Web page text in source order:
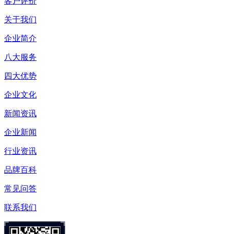
关于我们
企业简介
八大服务
四大优势
企业文化
新闻资讯
企业新闻
行业资讯
品牌百科
常见问答
联系我们